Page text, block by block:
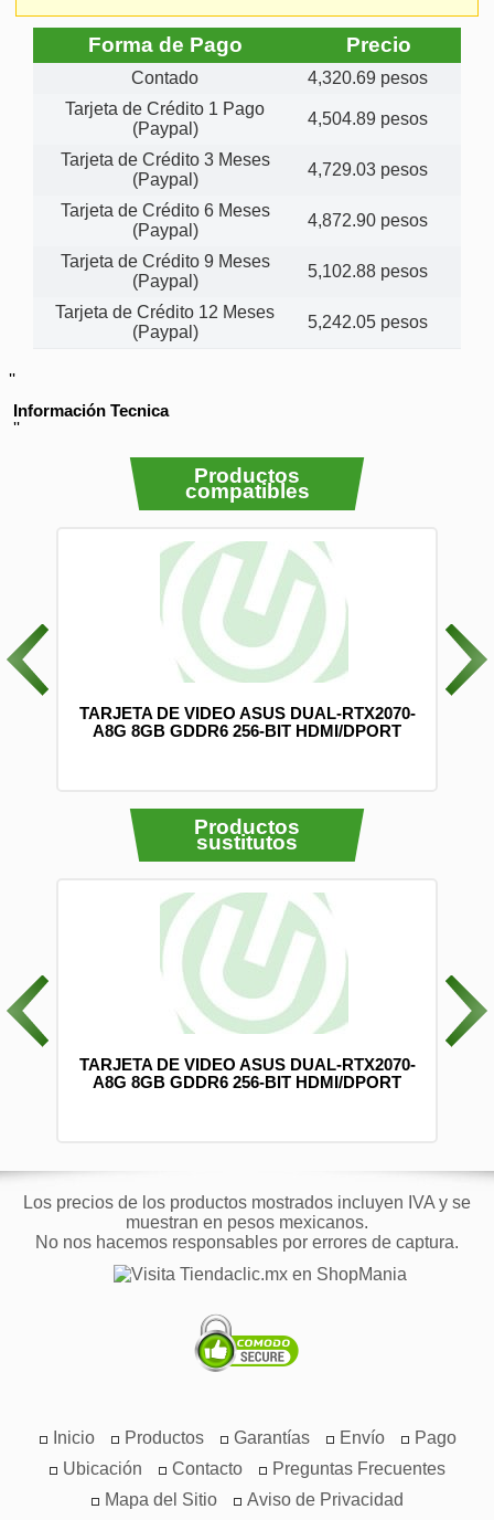
Forma de Pago Precio
Contado
4,320.69 pesos
Tarjeta de Crédito 1 Pago
(Paypal)
4,504.89 pesos
Tarjeta de Crédito 3 Meses
(Paypal)
4,729.03 pesos
Tarjeta de Crédito 6 Meses
(Paypal)
4,872.90 pesos
Tarjeta de Crédito 9 Meses
(Paypal)
5,102.88 pesos
Tarjeta de Crédito 12 Meses
(Paypal)
5,242.05 pesos
''
Información Tecnica
''
Productos
compatibles
TARJETA DE VIDEO ASUS DUAL-RTX2070-
A8G 8GB GDDR6 256-BIT HDMI/DPORT
Productos
sustitutos
TARJETA DE VIDEO ASUS DUAL-RTX2070-
A8G 8GB GDDR6 256-BIT HDMI/DPORT
Los precios de los productos mostrados incluyen IVA y se
muestran en pesos mexicanos.
No nos hacemos responsables por errores de captura.
Inicio Productos Garantías Envío
Pago
Ubicación
Contacto
Preguntas Frecuentes
Mapa del Sitio
Aviso de Privacidad